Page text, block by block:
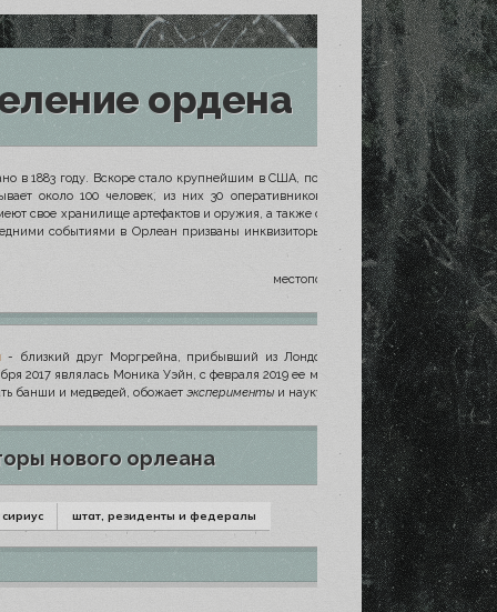
ордена
в 1883 году. Вскоре стало крупнейшим в США, после основанного на двадцать
около 100 человек, из них 30 оперативников вместе с командорами, 20
свое хранилище артефактов и оружия, а также специализированную тюрьму
событиями в Орлеан призваны инквизиторы федерального значения для
местоположение:школа-интернат
- близкий друг Моргрейна, прибывший из Лондона в апреле 2018 на смену
2017 являлась Моника Уэйн, с февраля 2019 ее место занялаИрма Картрайт
банши и медведей, обожает эксперименты и науку.
нового орлеана
сириус штат, резиденты и федералы